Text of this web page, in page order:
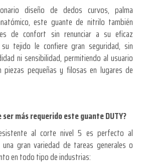
diseño de dedos curvos, palma
este guante de nitrilo también
de confort sin renunciar a su eficaz
tejido le confiere gran seguridad, sin
ni sensibilidad, permitiendo al usuario
piezas pequeñas y filosas en lugares de
más requerido este guante DUTY?
al corte nivel 5 es perfecto al
gran variedad de tareas generales o
en todo tipo de industrias: